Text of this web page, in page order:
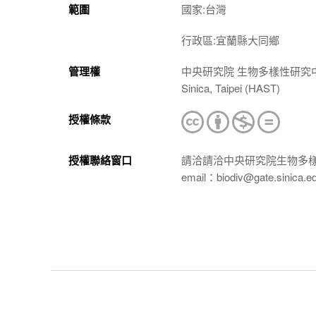
範圍 國家:台灣
行政區:宜蘭縣大同鄉
管理權
中央研究院 生物多樣性研究
Sinica, Taipei (HAST)
授權條款
授權聯絡窗口
請洽請洽中央研究院生物多
email：